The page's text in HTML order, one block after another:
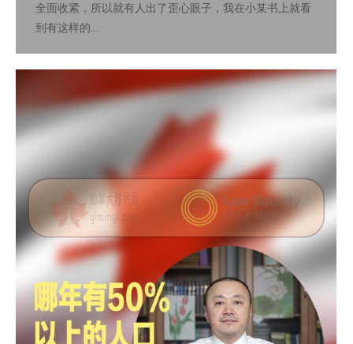
全面收紧，所以就有人出了歪心眼子，我在小某书上就看
到有这样的…